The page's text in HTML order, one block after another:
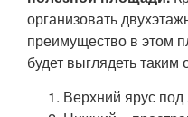
организовать
преимущество в этом
будет выглядеть таким
Верхний ярус под